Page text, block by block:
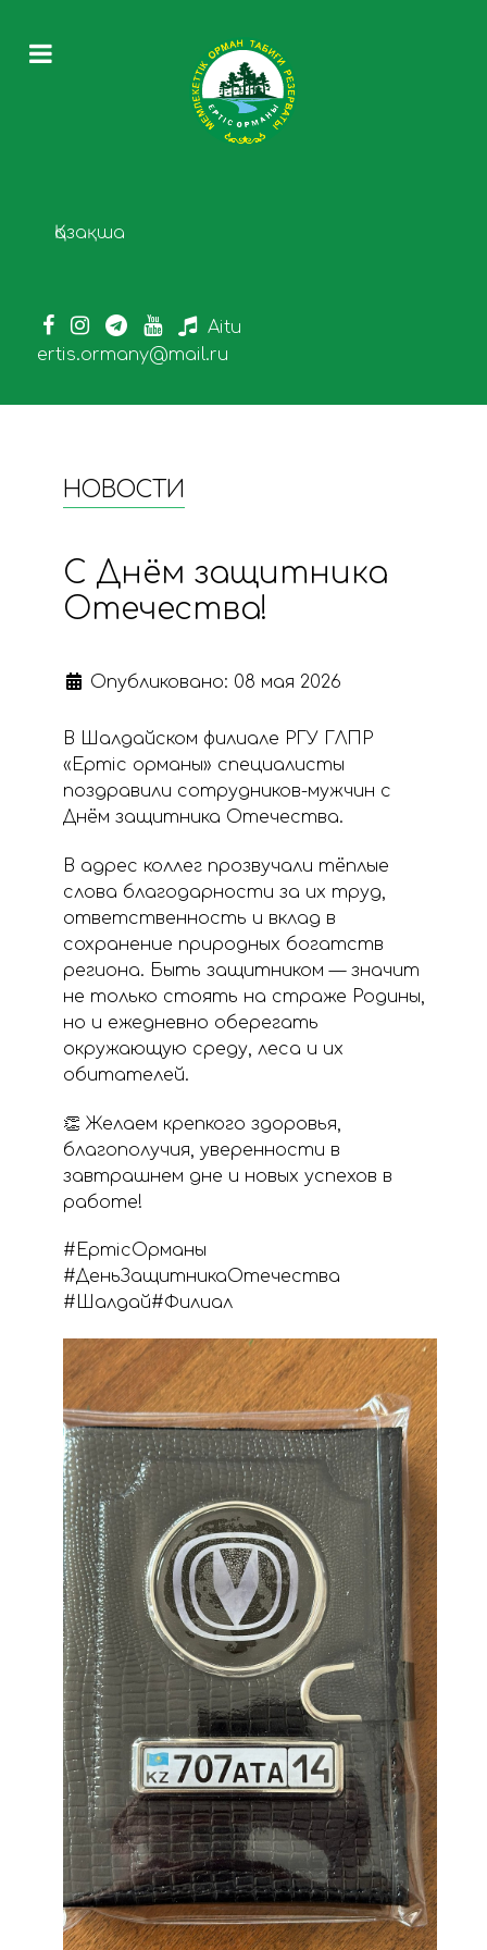
Выберите язык
Қазақша
Aitu
ertis.ormany@mail.ru
НОВОСТИ
С Днём защитника
Отечества!
Опубликовано: 08 мая 2026
В Шалдайском филиале РГУ ГЛПР
«Ертіс орманы» специалисты
поздравили сотрудников-мужчин с
Днём защитника Отечества.
В адрес коллег прозвучали тёплые
слова благодарности за их труд,
ответственность и вклад в
сохранение природных богатств
региона. Быть защитником — значит
не только стоять на страже Родины,
но и ежедневно оберегать
окружающую среду, леса и их
обитателей.
👏 Желаем крепкого здоровья,
благополучия, уверенности в
завтрашнем дне и новых успехов в
работе!
#ЕртісОрманы
#ДеньЗащитникаОтечества
#Шалдай#Филиал